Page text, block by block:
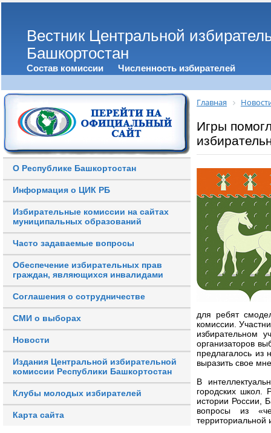
Вестник Центральной
Башкортостан
Состав комиссии Численность избирателей
О Республике Башкортостан
Информация о ЦИК РБ
Избирательные комиссии на сайтах
муниципальных образований
Часто задаваемые вопросы
Обеспечение избирательных прав
граждан, являющихся инвалидами
Соглашения о сотрудничестве
СМИ о выборах
Новости
Издания Центральной избирательной
комиссии Республики Башкортостан
Клубы молодых избирателей
Карта сайта
Главная
Игры
для ребят
комиссии.
избирательном
организаторов
предлагалось из
выразить свое
В
городских школ.
истории России,
вопросы из
территориальной